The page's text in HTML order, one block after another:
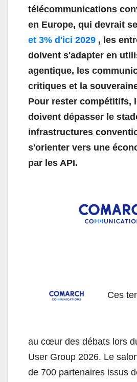
télécommunications
en Europe, qui devrait
et 3% d'ici 2029 , les
doivent s'adapter en
agentique, les
critiques et la
Pour rester compétitifs,
doivent dépasser le
infrastructures
s'orienter vers une
par les API.
Ces
au cœur des débats lors
User Group 2026. Le
de 700 partenaires issus